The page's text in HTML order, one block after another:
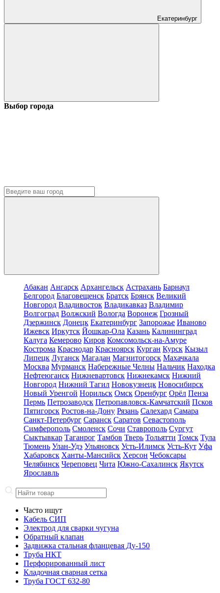
Екатеринбург
Выбор города
Абакан Ангарск Архангельск Астрахань Барнаул
Белгород Благовещенск Братск Брянск Великий
Новгород Владивосток Владикавказ Владимир
Волгоград Волжский Вологда Воронеж Грозный
Дзержинск Донецк Екатеринбург Запорожье Иваново
Ижевск Иркутск Йошкар-Ола Казань Калининград
Калуга Кемерово Киров Комсомольск-на-Амуре
Кострома Краснодар Красноярск Курган Курск Кызыл
Липецк Луганск Магадан Магнитогорск Махачкала
Москва Мурманск Набережные Челны Нальчик Находка
Нефтеюганск Нижневартовск Нижнекамск Нижний
Новгород Нижний Тагил Новокузнецк Новосибирск
Новый Уренгой Норильск Омск Оренбург Орёл Пенза
Пермь Петрозаводск Петропавловск-Камчатский Псков
Пятигорск Ростов-на-Дону Рязань Салехард Самара
Санкт-Петербург Саранск Саратов Севастополь
Симферополь Смоленск Сочи Ставрополь Сургут
Сыктывкар Таганрог Тамбов Тверь Тольятти Томск Тула
Тюмень Улан-Удэ Ульяновск Усть-Илимск Усть-Кут Уфа
Хабаровск Ханты-Мансийск Херсон Чебоксары
Челябинск Череповец Чита Южно-Сахалинск Якутск
Ярославль
Часто ищут
Кабель СИП
Электрод для сварки чугуна
Обратный клапан
Задвижка стальная фланцевая Ду-150
Труба НКТ
Перфорированный лист
Кладочная сварная сетка
Труба ГОСТ 632-80